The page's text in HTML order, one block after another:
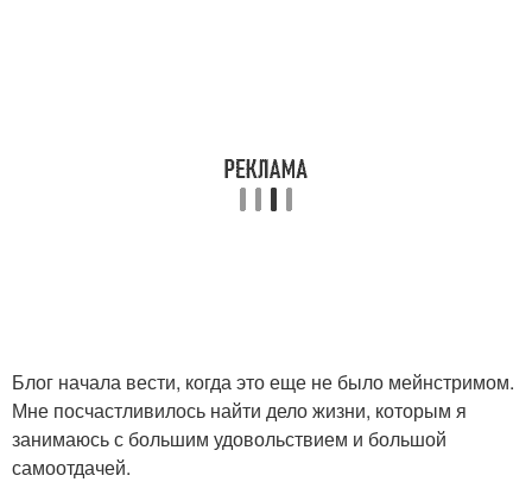
Блог начала вести, когда это еще не было мейнстримом.
Мне посчастливилось найти дело жизни, которым я
занимаюсь с большим удовольствием и большой
самоотдачей.